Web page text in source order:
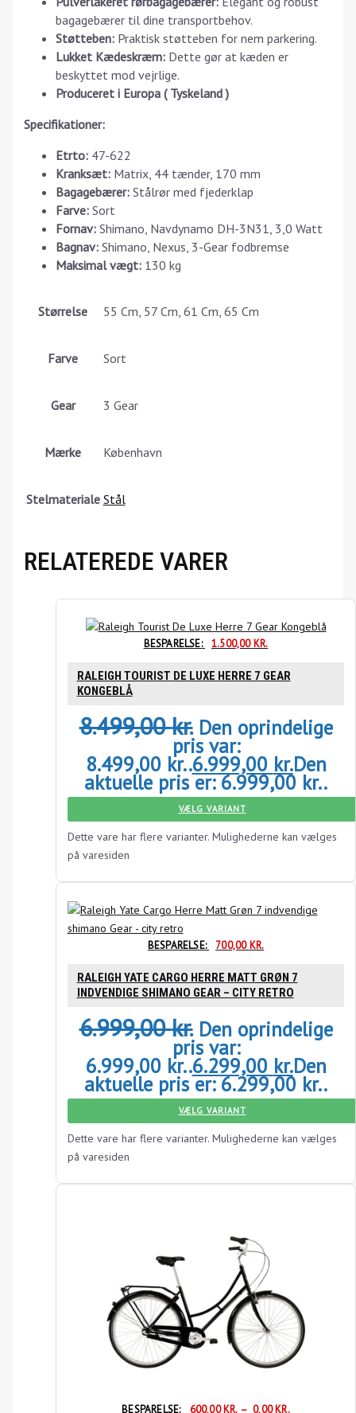
bagagebærer til dine transportbehov.
Støtteben:Praktisk støtteben for nem parkering.
Lukket Kædeskræm: Dette gør at kæden er
beskyttet mod vejrlige.
Produceret i Europa ( Tyskeland )
Specifikationer:
Etrto:47-622
Kranksæt:Matrix, 44 tænder, 170 mm
Bagagebærer:Stålrør med fjederklap
Farve:Sort
Fornav:Shimano, Navdynamo DH-3N31, 3,0 Watt
Bagnav:Shimano, Nexus, 3-Gear fodbremse
Maksimal vægt:130 kg
Størrelse 55 Cm, 57 Cm, 61 Cm, 65 Cm
Farve Sort
Gear 3 Gear
Mærke København
Stelmateriale Stål
RELATEREDE VARER
BESPARELSE: 1.500,00 KR.
RALEIGH TOURIST DE LUXE HERRE 7 GEAR
KONGEBLÅ
8.499,00kr. Den oprindelige
pris var:
8.499,00 kr..6.999,00 kr.Den
aktuelle pris er: 6.999,00 kr..
VÆLG VARIANT
Dette vare har flere varianter. Mulighederne kan vælges
på varesiden
BESPARELSE: 700,00 KR.
RALEIGH YATE CARGO HERRE MATT GRØN 7
INDVENDIGE SHIMANO GEAR – CITY RETRO
6.999,00kr. Den oprindelige
pris var:
6.999,00 kr..6.299,00 kr.Den
aktuelle pris er: 6.299,00 kr..
VÆLG VARIANT
Dette vare har flere varianter. Mulighederne kan vælges
på varesiden
BESPARELSE: 600,00KR. – 0,00KR.